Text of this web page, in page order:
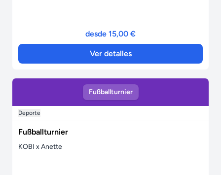
desde 15,00 €
Ver detalles
Fußballturnier
Deporte
Fußballturnier
KOBI x Anette